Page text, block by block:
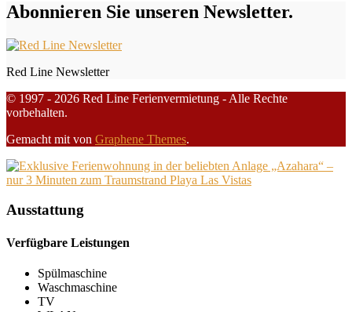
Abonnieren Sie unseren Newsletter.
Red Line Newsletter
© 1997 - 2026 Red Line Ferienvermietung - Alle Rechte
vorbehalten.
Gemacht mit von Graphene Themes.
Ausstattung
Verfügbare Leistungen
Spülmaschine
Waschmaschine
TV